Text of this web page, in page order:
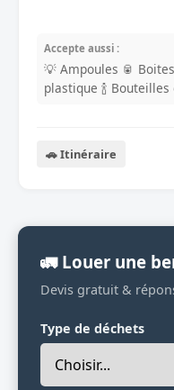
Accepte aussi :
💡 Ampoules 🥫
plastique 🍾
🚗 Itinéraire
🚛 Louer une
Devis gratuit &
Type de déchets